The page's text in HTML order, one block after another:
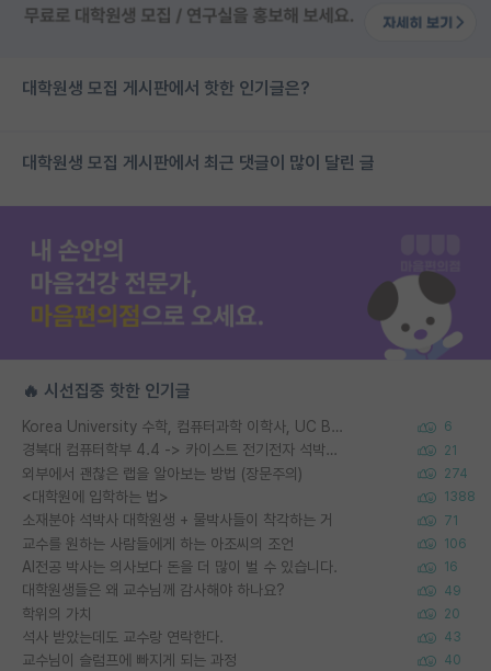
대학원생 모집 게시판에서 핫한 인기글은?
대학원생 모집 게시판에서 최근 댓글이 많이 달린 글
🔥 시선집중 핫한 인기글
Korea University 수학, 컴퓨터과학 이학사, UC Berkeley 산업공학 대학원 공학박사가 되는 것은 쉽지 않겠죠? 6
경북대 컴퓨터학부 4.4 -> 카이스트 전기전자 석박사통합과정 합격 21
외부에서 괜찮은 랩을 알아보는 방법 (장문주의) 274
<대학원에 입학하는 법> 1388
소재분야 석박사 대학원생 + 물박사들이 착각하는 거 71
교수를 원하는 사람들에게 하는 아조씨의 조언 106
AI전공 박사는 의사보다 돈을 더 많이 벌 수 있습니다. 16
대학원생들은 왜 교수님께 감사해야 하나요? 49
학위의 가치 20
석사 받았는데도 교수랑 연락한다. 43
교수님이 슬럼프에 빠지게 되는 과정 40